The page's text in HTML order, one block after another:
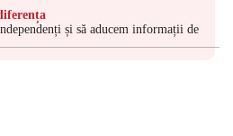
și să aducem informații de